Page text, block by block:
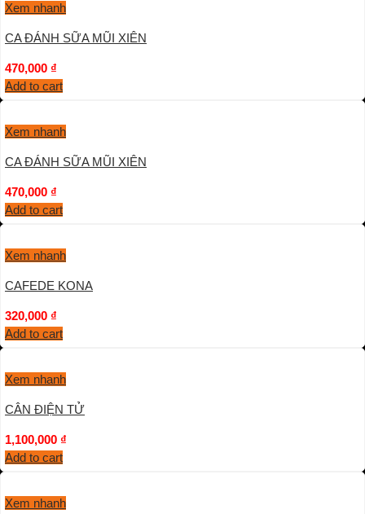
Xem nhanh
CA ĐÁNH SỮA MŨI XIÊN
470,000 ₫
Add to cart
Xem nhanh
CA ĐÁNH SỮA MŨI XIÊN
470,000 ₫
Add to cart
Xem nhanh
CAFEDE KONA
320,000 ₫
Add to cart
Xem nhanh
CÂN ĐIỆN TỬ
1,100,000 ₫
Add to cart
Xem nhanh